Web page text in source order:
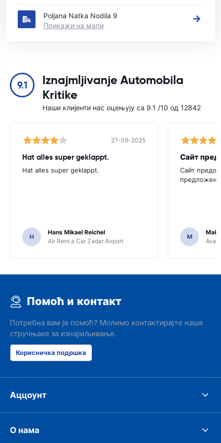
Poljana Natka Nodila 9
Прикажи на мапи
9.1
Iznajmljivanje Automobila
Kritike
Наши клијенти нас оцењују са 9.1 /10 од 12842
27-09-2025
Hat alles super geklappt.
Hat alles super geklappt.
H
Hans Mikael Reichel
Air Rent a Car Zadar Airport
Сайт
M
Помоћ и контакт
Потребна вам је помоћ? Молимо контактирајте наше
стручњаке за изнајмљивање.
Корисничка подршка
Аццоунт
О нама